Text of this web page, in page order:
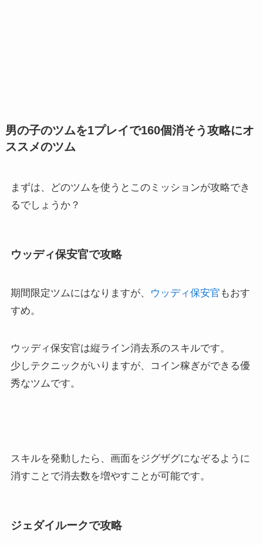
男の子のツムを1プレイで160個消そう攻略にオ
ススメのツム
まずは、どのツムを使うとこのミッションが攻略でき
るでしょうか？
ウッディ保安官で攻略
期間限定ツムにはなりますが、 ウッディ保安官 もおす
すめ。
ウッディ保安官は縦ライン消去系のスキルです。
少しテクニックがいりますが、コイン稼ぎができる優
秀なツムです。
スキルを発動したら、画面をジグザグになぞるように
消すことで消去数を増やすことが可能です。
ジェダイルークで攻略